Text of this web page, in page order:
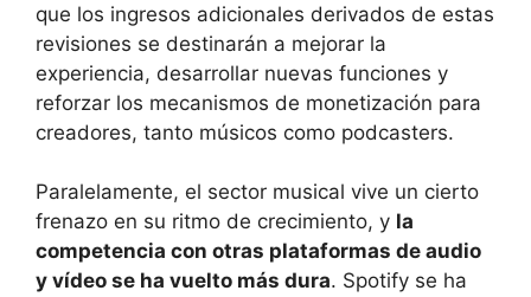
que los ingresos adicionales derivados de estas
revisiones se destinarán a mejorar la
experiencia, desarrollar nuevas funciones y
reforzar los mecanismos de monetización para
creadores, tanto músicos como podcasters.
Paralelamente, el sector musical vive un cierto
frenazo en su ritmo de crecimiento, y la
competencia con otras plataformas de audio
y vídeo se ha vuelto más dura. Spotify se ha